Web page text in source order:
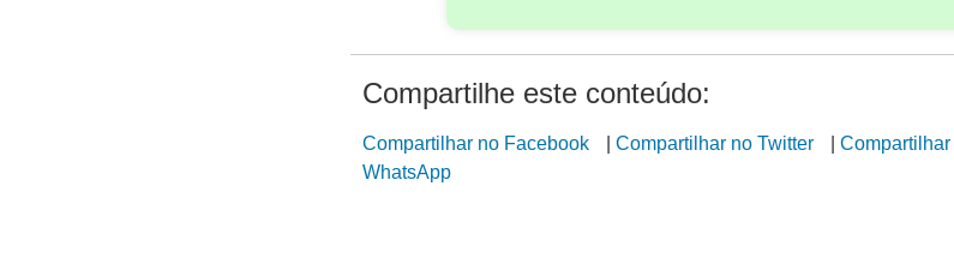
Compartilhe este conteúdo:
Compartilhar no Facebook Compartilhar no Twitter
WhatsApp